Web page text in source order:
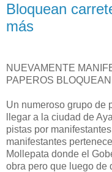
Bloquean
más
NUEVAMENTE
PAPEROS
Un numeroso grupo de
llegar a la ciudad de
pistas por
manifestantes
Mollepata donde el
obra pero que luego de